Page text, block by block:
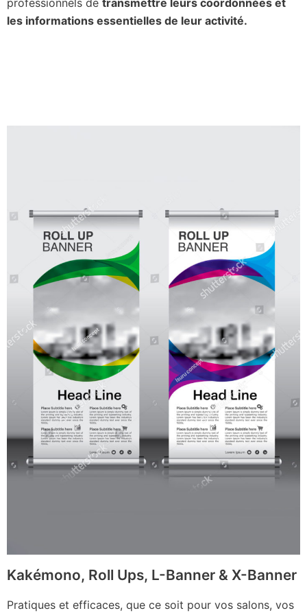
les informations essentielles de leur activité.
Kakémono, Roll Ups, L-Banner & X-Banner
Pratiques et efficaces, que ce soit pour vos salons, vos